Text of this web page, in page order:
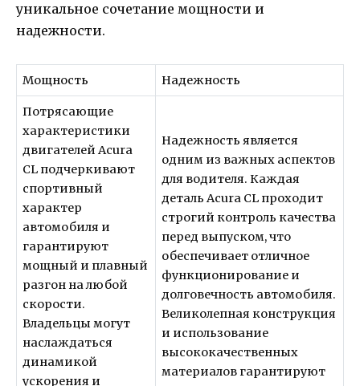
уникальное сочетание мощности и
надежности.
Мощность Надежность
Потрясающие
характеристики
двигателей Acura
CL подчеркивают
спортивный
характер
автомобиля и
гарантируют
мощный и плавный
разгон на любой
скорости.
Владельцы могут
наслаждаться
динамикой
ускорения и
Надежность является
одним из важных аспектов
для водителя. Каждая
деталь Acura CL проходит
строгий контроль качества
перед выпуском, что
обеспечивает отличное
функционирование и
долговечность автомобиля.
Великолепная конструкция
и использование
высококачественных
материалов гарантируют